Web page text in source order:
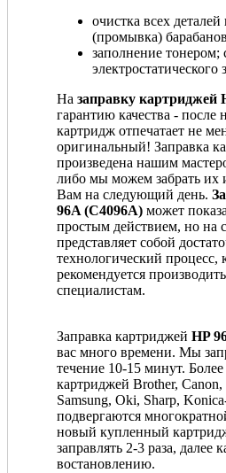
очистка всех
(промывка)
заполнение тонером;
электростатического
На заправку картриджей
гарантию качества - после
картридж отпечатает не
оригинальный! Заправка
произведена нашим
либо мы можем забрать их
Вам на следующий день.
96A (C4096A) может
простым действием, но на
представляет собой
технологический процесс,
рекомендуется
специалистам.
Заправка картриджей HP
вас много времени. Мы
течение 10-15 минут.
картриджей Brother,
Samsung, Oki, Sharp,
подвергаются
новый купленный
заправлять 2-3 раза, далее
востановлению.